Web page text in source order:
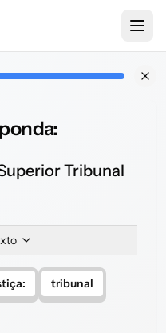
Tribunal
tribunal